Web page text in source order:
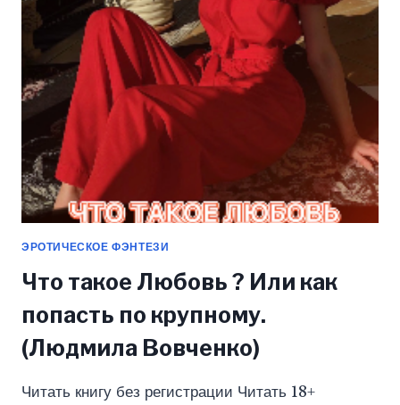
ЗАЙЦЕВА)
ЭРОТИЧЕСКОЕ ФЭНТЕЗИ
Что такое Любовь ? Или как
попасть по крупному.
(Людмила Вовченко)
Читать книгу без регистрации Читать 18+